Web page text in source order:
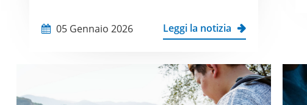
05 Gennaio 2026 Leggi la notizia